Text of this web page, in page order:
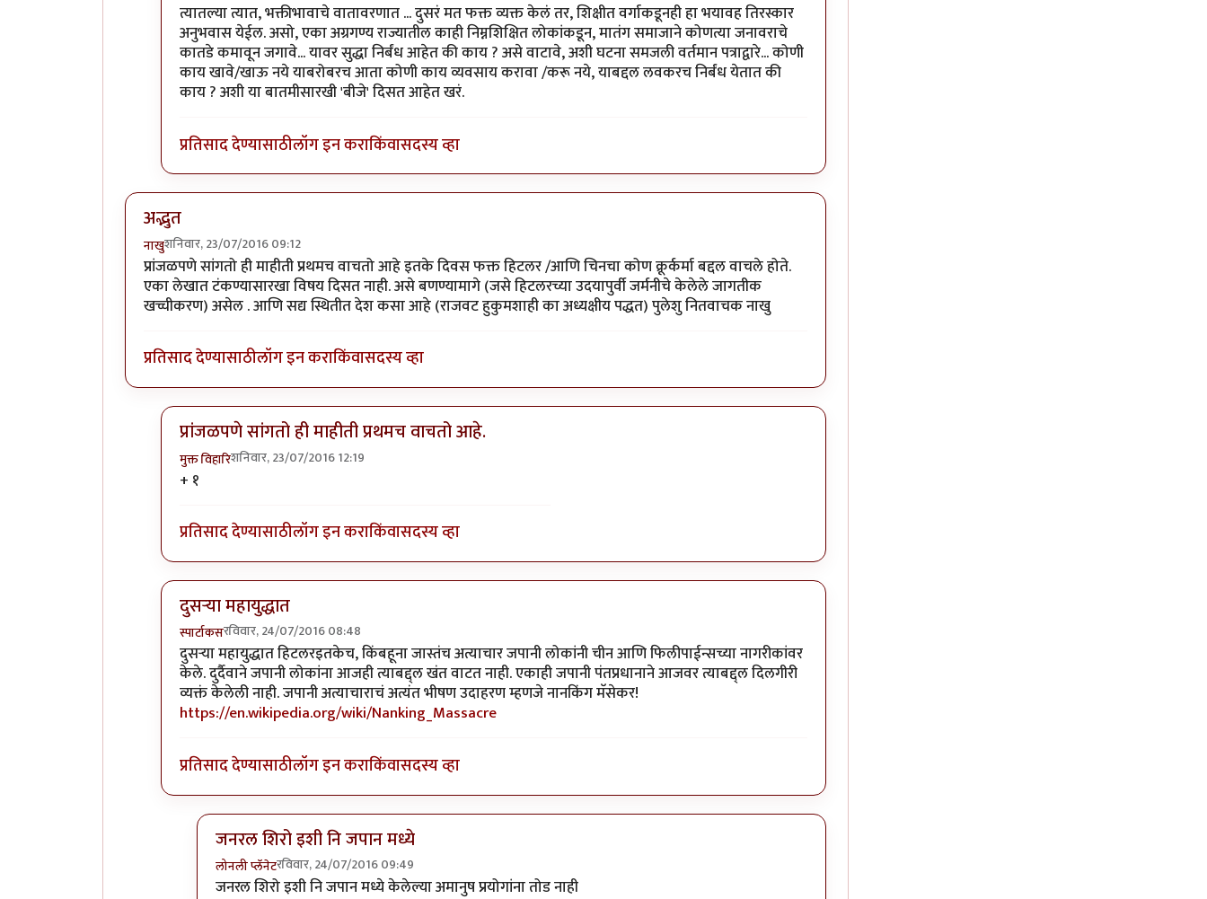
त्यातल्या त्यात, भक्तीभावाचे वातावरणात ... दुसरं मत फक्त व्यक्त केलं तर, शिक्षीत वर्गाकडूनही हा भयावह तिरस्कार
अनुभवास येईल. असो, एका अग्रगण्य राज्यातील काही निम्नशिक्षित लोकांकडून, मातंग समाजाने कोणत्या जनावराचे
कातडे कमावून जगावे... यावर सुद्धा निर्बंध आहेत की काय ? असे वाटावे, अशी घटना समजली वर्तमान पत्राद्वारे... कोणी
काय खावे/खाऊ नये याबरोबरच आता कोणी काय व्यवसाय करावा /करू नये, याबद्दल लवकरच निर्बंध येतात की
काय ? अशी या बातमीसारखी 'बीजे' दिसत आहेत खरं.
प्रतिसाद देण्यासाठीलॉग इन कराकिंवासदस्य व्हा
अद्भुत
नाखुशनिवार, 23/07/2016 09:12
प्रांजळपणे सांगतो ही माहीती प्रथमच वाचतो आहे इतके दिवस फक्त हिटलर /आणि चिनचा कोण क्रूर्कर्मा बद्दल वाचले होते.
एका लेखात टंकण्यासारखा विषय दिसत नाही. असे बणण्यामागे (जसे हिटलरच्या उदयापुर्वी जर्मनीचे केलेले जागतीक
खच्चीकरण) असेल . आणि सद्य स्थितीत देश कसा आहे (राजवट हुकुमशाही का अध्यक्षीय पद्धत) पुलेशु नितवाचक नाखु
प्रतिसाद देण्यासाठीलॉग इन कराकिंवासदस्य व्हा
प्रांजळपणे सांगतो ही माहीती प्रथमच वाचतो आहे.
मुक्त विहारिशनिवार, 23/07/2016 12:19
In reply to
+ १
प्रतिसाद देण्यासाठीलॉग इन कराकिंवासदस्य व्हा
दुसर्‍या महायुद्धात
स्पार्टाकसरविवार, 24/07/2016 08:48
In reply toअद्भुतbyनाखु
दुसर्‍या महायुद्धात हिटलरइतकेच, किंबहूना जास्तंच अत्याचार जपानी लोकांनी चीन आणि फिलीपाईन्सच्या नागरीकांवर
केले. दुर्दैवाने जपानी लोकांना आजही त्याबद्द्ल खंत वाटत नाही. एकाही जपानी पंतप्रधानाने आजवर त्याबद्द्ल दिलगीरी
व्यक्तं केलेली नाही. जपानी अत्याचाराचं अत्यंत भीषण उदाहरण म्हणजे नानकिंग मॅसेकर!
https://en.wikipedia.org/wiki/Nanking_Massacre
प्रतिसाद देण्यासाठीलॉग इन कराकिंवासदस्य व्हा
जनरल शिरो इशी नि जपान मध्ये
लोनली प्लॅनेटरविवार, 24/07/2016 09:49
In reply toदुसर्‍या महायुद्धातbyस्पार्टाकस
जनरल शिरो इशी नि जपान मध्ये केलेल्या अमानुष प्रयोगांना तोड नाही